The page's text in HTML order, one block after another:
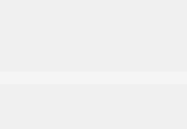
и 7000 рублей